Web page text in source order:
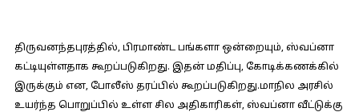
திருவனந்தபுரத்தில், பிரமாண்ட பங்களா ஒன்றையும், ஸ்வப்னா
கட்டியுள்ளதாக கூறப்படுகிறது. இதன் மதிப்பு, கோடிக்கணக்கில்
இருக்கும் என, போலீஸ் தரப்பில் கூறப்படுகிறது.மாநில அரசில்
உயர்ந்த பொறுப்பில் உள்ள சில அதிகாரிகள், ஸ்வப்னா வீட்டுக்கு